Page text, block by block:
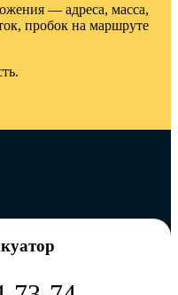
— адреса, масса,
пробок на маршруте